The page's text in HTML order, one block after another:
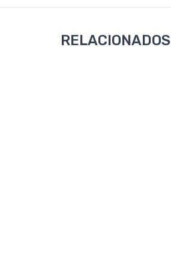
RELACIONADOS